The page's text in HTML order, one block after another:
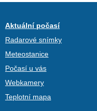
Aktuální počasí
Radarové snímky
Meteostanice
Počasí u vás
Webkamery
Teplotní mapa